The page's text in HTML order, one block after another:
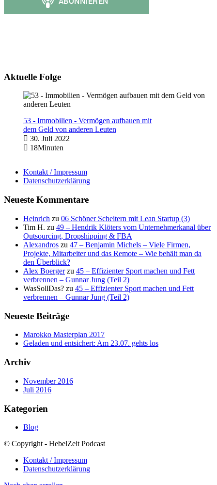
Aktuelle Folge
53 - Immobilien - Vermögen aufbauen mit
dem Geld von anderen Leuten
30. Juli 2022
18Minuten
Kontakt / Impressum
Datenschutzerklärung
Neueste Kommentare
Heinrich zu 06 Schöner Scheitern mit Lean Startup (3)
Tim H. zu 49 – Hendrik Klöters vom Unternehmerkanal über
Outsourcing, Dropshipping & FBA
Alexandros zu 47 – Benjamin Michels – Viele Firmen,
Projekte, Mitarbeiter und das Remote – Wie behält man da
den Überblick?
Alex Boergerzu 45 – Effizienter Sport machen und Fett
verbrennen – Gunnar Jung (Teil 2)
WasSollDas? zu 45 – Effizienter Sport machen und Fett
verbrennen – Gunnar Jung (Teil 2)
Neueste Beiträge
Marokko Masterplan 2017
Geladen und entsichert: Am 23.07. gehts los
Archiv
November 2016
Juli 2016
Kategorien
Blog
© Copyright - HebelZeit Podcast
Kontakt / Impressum
Datenschutzerklärung